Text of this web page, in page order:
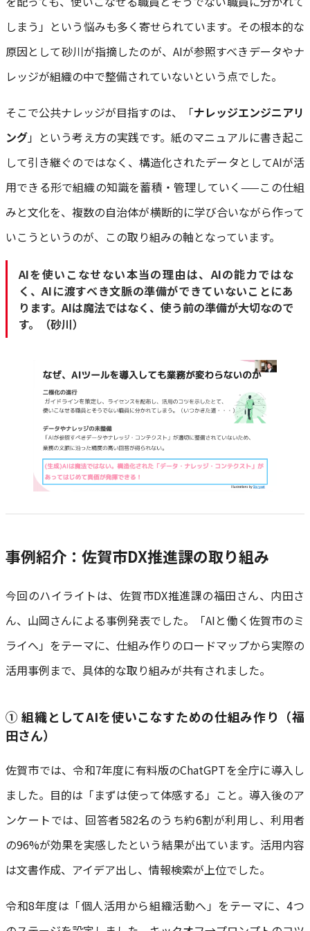
しまう」という悩みも多く寄せられています。その根本的な
原因として砂川が指摘したのが、AIが参照すべきデータやナ
レッジが組織の中で整備されていないという点でした。
そこで公共ナレッジが目指すのは、「ナレッジエンジニアリ
ング」という考え方の実践です。紙のマニュアルに書き起こ
して引き継ぐのではなく、構造化されたデータとしてAIが活
用できる形で組織の知識を蓄積・管理していく——この仕組
みと文化を、複数の自治体が横断的に学び合いながら作って
いこうというのが、この取り組みの軸となっています。
AIを使いこなせない本当の理由は、AIの能力ではな
く、AIに渡すべき文脈の準備ができていないことにあ
ります。AIは魔法ではなく、使う前の準備が大切なので
す。（砂川）
事例紹介：佐賀市DX推進課の取り組み
今回のハイライトは、佐賀市DX推進課の福田さん、内田さ
ん、山岡さんによる事例発表でした。「AIと働く佐賀市のミ
ライへ」をテーマに、仕組み作りのロードマップから実際の
活用事例まで、具体的な取り組みが共有されました。
① 組織としてAIを使いこなすための仕組み作り（福
田さん）
佐賀市では、令和7年度に有料版のChatGPTを全庁に導入し
ました。目的は「まずは使って体感する」こと。導入後のア
ンケートでは、回答者582名のうち約6割が利用し、利用者
の96%が効果を実感したという結果が出ています。活用内容
は文書作成、アイデア出し、情報検索が上位でした。
令和8年度は「個人活用から組織活動へ」をテーマに、4つ